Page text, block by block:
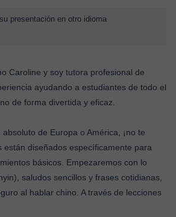
presentación en otro idioma
Caroline y soy tutora profesional de
ayudando a estudiantes de todo el
de forma divertida y eficaz.
de Europa o América, ¡no te
están diseñados específicamente para
básicos. Empezaremos con lo
saludos sencillos y frases cotidianas,
al hablar chino. A través de lecciones